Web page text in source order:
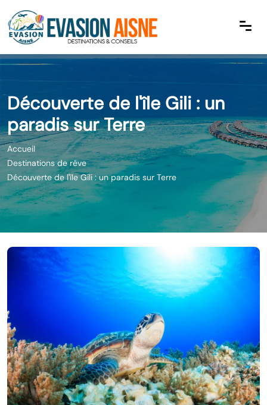
Découverte de l'île Gili : un
paradis sur Terre
Accueil
Destinations de rêve
Découverte de l'île Gili : un paradis sur Terre